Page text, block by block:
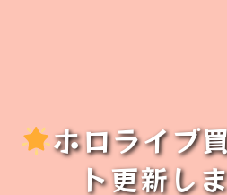
ホロライブ
ト更新し